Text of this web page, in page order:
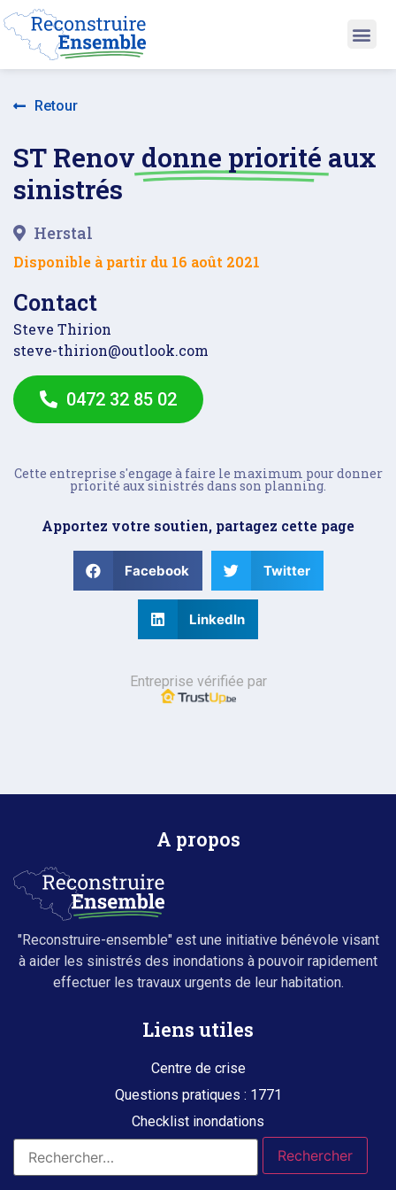
Retour
ST Renov donne priorité aux
sinistrés
Herstal
Disponible à partir du 16 août 2021
Contact
Steve Thirion
steve-thirion@outlook.com
0472 32 85 02
Cette entreprise s'engage à faire le maximum pour donner
priorité aux sinistrés dans son planning.
Apportez votre soutien, partagez cette page
Facebook Twitter
LinkedIn
Entreprise vérifiée par
A propos
"Reconstruire-ensemble" est une initiative bénévole visant
à aider les sinistrés des inondations à pouvoir rapidement
effectuer les travaux urgents de leur habitation.
Liens utiles
Centre de crise
Questions pratiques : 1771
Checklist inondations